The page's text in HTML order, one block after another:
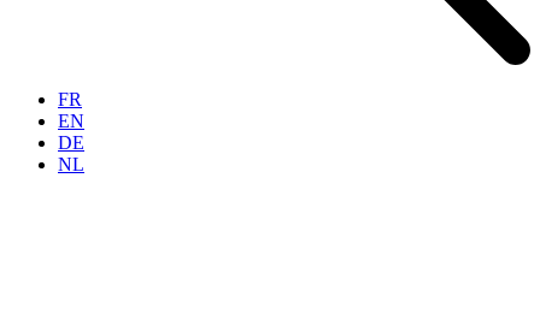
FR
EN
DE
NL